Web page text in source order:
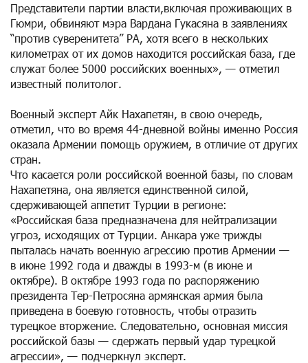
Представители партии власти,включая проживающих в
Гюмри, обвиняют мэра Вардана Гукасяна в заявлениях
“против суверенитета” РА, хотя всего в нескольких
километрах от их домов находится российская база, где
служат более 5000 российских военных», — отметил
известный политолог.
Военный эксперт Айк Нахапетян, в свою очередь,
отметил, что во время 44-дневной войны именно Россия
оказала Армении помощь оружием, в отличие от других
стран.
Что касается роли российской военной базы, по словам
Нахапетяна, она является единственной силой,
сдерживающей аппетит Турции в регионе:
«Российская база предназначена для нейтрализации
угроз, исходящих от Турции. Анкара уже трижды
пыталась начать военную агрессию против Армении —
в июне 1992 года и дважды в 1993-м (в июне и
октябре). В октябре 1993 года по распоряжению
президента Тер-Петросяна армянская армия была
приведена в боевую готовность, чтобы отразить
турецкое вторжение. Следовательно, основная миссия
российской базы — сдержать первый удар турецкой
агрессии», — подчеркнул эксперт.